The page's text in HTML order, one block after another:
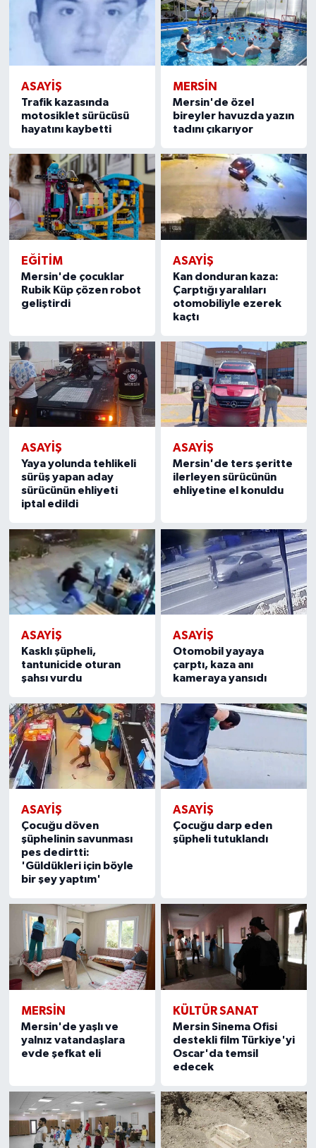
ASAYİŞ
Trafik kazasında
motosiklet sürücüsü
hayatını kaybetti
MERSIN
Mersin'de özel
bireyler havuzda yazın
tadını çıkarıyor
EĞİTİM
Mersin'de çocuklar
Rubik Küp çözen robot
geliştirdi
ASAYİŞ
Kan donduran kaza:
Çarptığı yaralıları
otomobiliyle ezerek
kaçtı
ASAYİŞ
Yaya yolunda tehlikeli
sürüş yapan aday
sürücünün ehliyeti
iptal edildi
ASAYİŞ
Mersin'de ters şeritte
ilerleyen sürücünün
ehliyetine el konuldu
ASAYİŞ
Kasklı şüpheli,
tantunicide oturan
şahsı vurdu
ASAYİŞ
Otomobil yayaya
çarptı, kaza anı
kameraya yansıdı
ASAYİŞ
Çocuğu döven
şüphelinin savunması
pes dedirtti:
'Güldükleri için böyle
bir şey yaptım'
ASAYİŞ
Çocuğu darp eden
şüpheli tutuklandı
MERSIN
Mersin'de yaşlı ve
yalnız vatandaşlara
evde şefkat eli
KÜLTÜR SANAT
Mersin Sinema Ofisi
destekli film Türkiye'yi
Oscar'da temsil
edecek